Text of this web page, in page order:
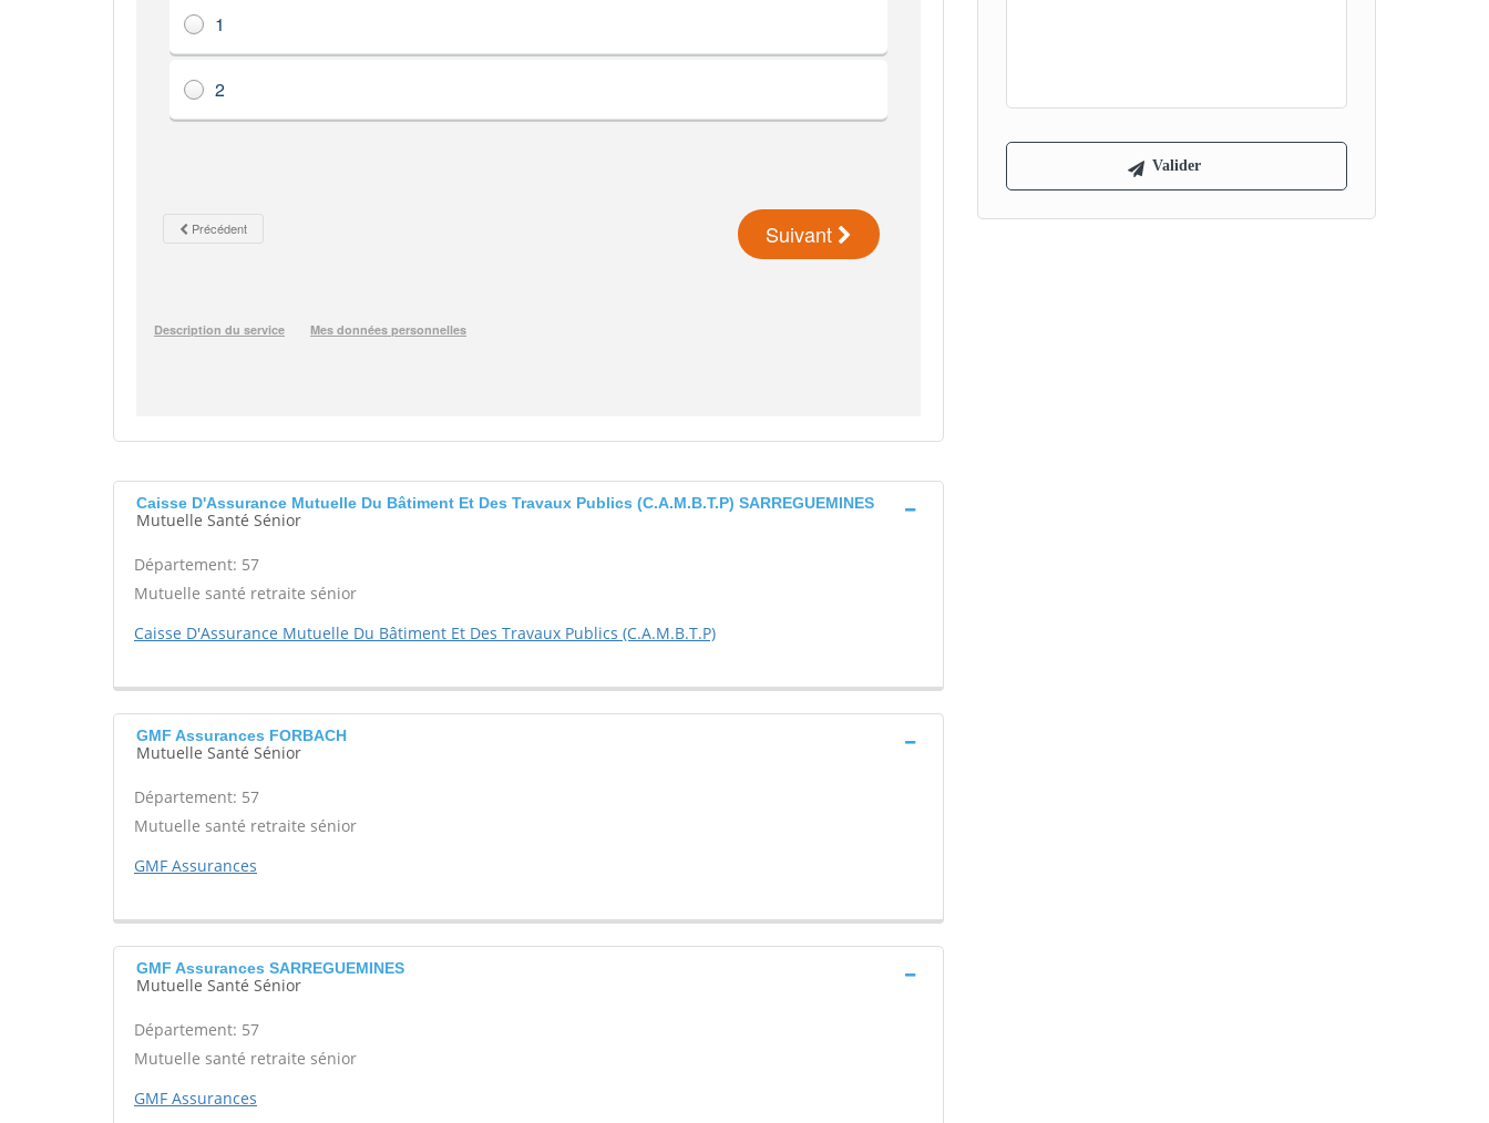
Caisse D'Assurance Mutuelle Du Bâtiment Et Des Travaux Publics (C.A.M.B.T.P) SARREGUEMINES
Mutuelle Santé Sénior
Département: 57
Mutuelle santé retraite sénior
Caisse D'Assurance Mutuelle Du Bâtiment Et Des Travaux Publics (C.A.M.B.T.P)
GMF Assurances FORBACH
Mutuelle Santé Sénior
Département: 57
Mutuelle santé retraite sénior
GMF Assurances
GMF Assurances SARREGUEMINES
Mutuelle Santé Sénior
Département: 57
Mutuelle santé retraite sénior
GMF Assurances